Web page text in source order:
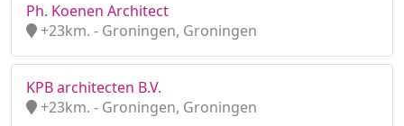
Ph. Koenen Architect
+23km. - Groningen, Groningen
KPB architecten B.V.
+23km. - Groningen, Groningen